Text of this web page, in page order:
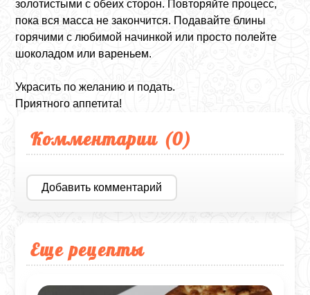
золотистыми с обеих сторон. Повторяйте процесс,
пока вся масса не закончится. Подавайте блины
горячими с любимой начинкой или просто полейте
шоколадом или вареньем.
Украсить по желанию и подать.
Приятного аппетита!
Комментарии (0)
Добавить комментарий
Еще рецепты